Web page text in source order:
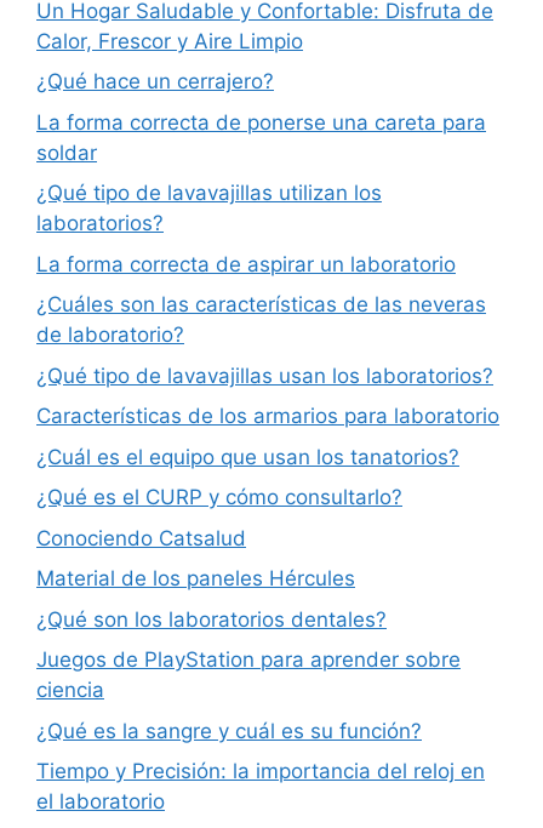
Un Hogar Saludable y Confortable: Disfruta de
Calor, Frescor y Aire Limpio
¿Qué hace un cerrajero?
La forma correcta de ponerse una careta para
soldar
¿Qué tipo de lavavajillas utilizan los
laboratorios?
La forma correcta de aspirar un laboratorio
¿Cuáles son las características de las neveras
de laboratorio?
¿Qué tipo de lavavajillas usan los laboratorios?
Características de los armarios para laboratorio
¿Cuál es el equipo que usan los tanatorios?
¿Qué es el CURP y cómo consultarlo?
Conociendo Catsalud
Material de los paneles Hércules
¿Qué son los laboratorios dentales?
Juegos de PlayStation para aprender sobre
ciencia
¿Qué es la sangre y cuál es su función?
Tiempo y Precisión: la importancia del reloj en
el laboratorio